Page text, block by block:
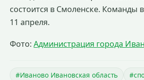
состоится в Смоленске. Команды
11 апреля.
Фото: Администрация города
#Иваново Ивановская область